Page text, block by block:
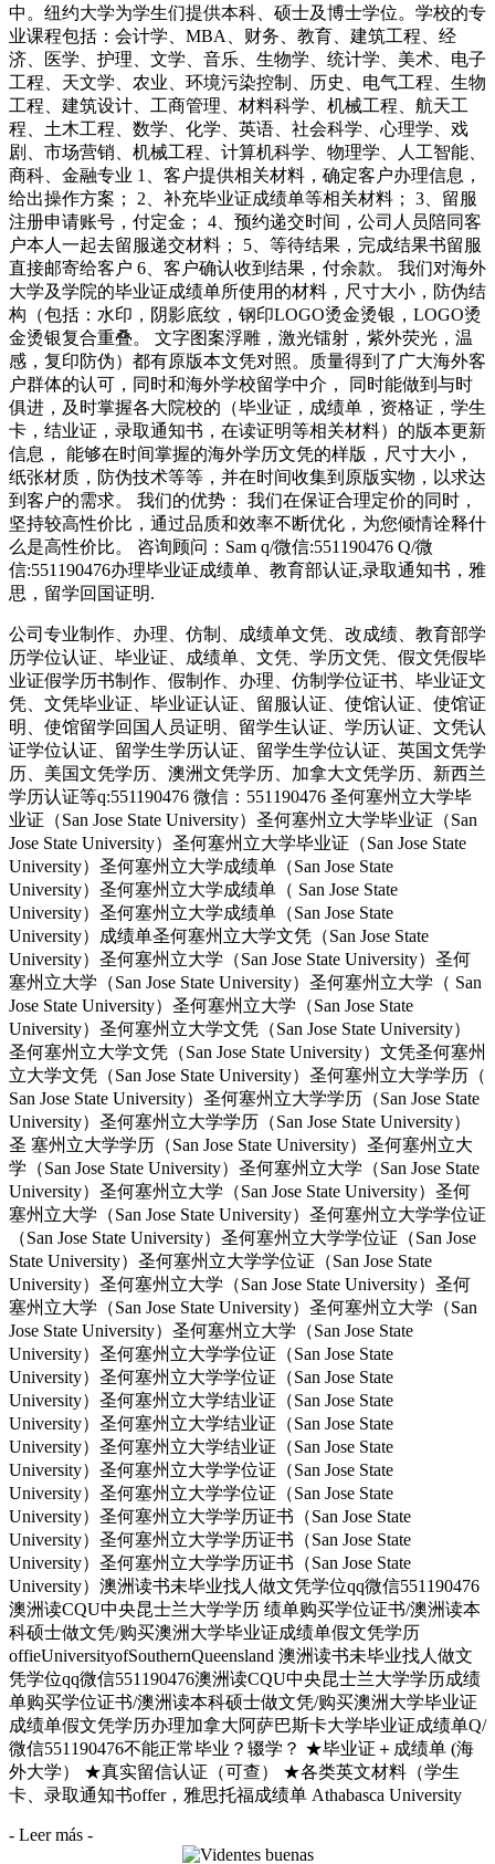
中。纽约大学为学生们提供本科、硕士及博士学位。学校的专
业课程包括：会计学、MBA、财务、教育、建筑工程、经
济、医学、护理、文学、音乐、生物学、统计学、美术、电子
工程、天文学、农业、环境污染控制、历史、电气工程、生物
工程、建筑设计、工商管理、材料科学、机械工程、航天工
程、土木工程、数学、化学、英语、社会科学、心理学、戏
剧、市场营销、机械工程、计算机科学、物理学、人工智能、
商科、金融专业 1、客户提供相关材料，确定客户办理信息，
给出操作方案； 2、补充毕业证成绩单等相关材料； 3、留服
注册申请账号，付定金； 4、预约递交时间，公司人员陪同客
户本人一起去留服递交材料； 5、等待结果，完成结果书留服
直接邮寄给客户 6、客户确认收到结果，付余款。 我们对海外
大学及学院的毕业证成绩单所使用的材料，尺寸大小，防伪结
构（包括：水印，阴影底纹，钢印LOGO烫金烫银，LOGO烫
金烫银复合重叠。 文字图案浮雕，激光镭射，紫外荧光，温
感，复印防伪）都有原版本文凭对照。质量得到了广大海外客
户群体的认可，同时和海外学校留学中介， 同时能做到与时
俱进，及时掌握各大院校的（毕业证，成绩单，资格证，学生
卡，结业证，录取通知书，在读证明等相关材料）的版本更新
信息， 能够在时间掌握的海外学历文凭的样版，尺寸大小，
纸张材质，防伪技术等等，并在时间收集到原版实物，以求达
到客户的需求。 我们的优势： 我们在保证合理定价的同时，
坚持较高性价比，通过品质和效率不断优化，为您倾情诠释什
么是高性价比。 咨询顾问：Sam q/微信:551190476 Q/微
信:551190476办理毕业证成绩单、教育部认证,录取通知书，雅
思，留学回国证明.
公司专业制作、办理、仿制、成绩单文凭、改成绩、教育部学
历学位认证、毕业证、成绩单、文凭、学历文凭、假文凭假毕
业证假学历书制作、假制作、办理、仿制学位证书、毕业证文
凭、文凭毕业证、毕业证认证、留服认证、使馆认证、使馆证
明、使馆留学回国人员证明、留学生认证、学历认证、文凭认
证学位认证、留学生学历认证、留学生学位认证、英国文凭学
历、美国文凭学历、澳洲文凭学历、加拿大文凭学历、新西兰
学历认证等q:551190476 微信：551190476 圣何塞州立大学毕
业证（San Jose State University）圣何塞州立大学毕业证（San
Jose State University）圣何塞州立大学毕业证（San Jose State
University）圣何塞州立大学成绩单（San Jose State
University）圣何塞州立大学成绩单（ San Jose State
University）圣何塞州立大学成绩单（San Jose State
University）成绩单圣何塞州立大学文凭（San Jose State
University）圣何塞州立大学（San Jose State University）圣何
塞州立大学（San Jose State University）圣何塞州立大学（ San
Jose State University）圣何塞州立大学（San Jose State
University）圣何塞州立大学文凭（San Jose State University）
圣何塞州立大学文凭（San Jose State University）文凭圣何塞州
立大学文凭（San Jose State University）圣何塞州立大学学历（
San Jose State University）圣何塞州立大学学历（San Jose State
University）圣何塞州立大学学历（San Jose State University）
圣 塞州立大学学历（San Jose State University）圣何塞州立大
学（San Jose State University）圣何塞州立大学（San Jose State
University）圣何塞州立大学（San Jose State University）圣何
塞州立大学（San Jose State University）圣何塞州立大学学位证
（San Jose State University）圣何塞州立大学学位证（San Jose
State University）圣何塞州立大学学位证（San Jose State
University）圣何塞州立大学（San Jose State University）圣何
塞州立大学（San Jose State University）圣何塞州立大学（San
Jose State University）圣何塞州立大学（San Jose State
University）圣何塞州立大学学位证（San Jose State
University）圣何塞州立大学学位证（San Jose State
University）圣何塞州立大学结业证（San Jose State
University）圣何塞州立大学结业证（San Jose State
University）圣何塞州立大学结业证（San Jose State
University）圣何塞州立大学学位证（San Jose State
University）圣何塞州立大学学位证（San Jose State
University）圣何塞州立大学学历证书（San Jose State
University）圣何塞州立大学学历证书（San Jose State
University）圣何塞州立大学学历证书（San Jose State
University）澳洲读书未毕业找人做文凭学位qq微信551190476
澳洲读CQU中央昆士兰大学学历 绩单购买学位证书/澳洲读本
科硕士做文凭/购买澳洲大学毕业证成绩单假文凭学历
offieUniversityofSouthernQueensland 澳洲读书未毕业找人做文
凭学位qq微信551190476澳洲读CQU中央昆士兰大学学历成绩
单购买学位证书/澳洲读本科硕士做文凭/购买澳洲大学毕业证
成绩单假文凭学历办理加拿大阿萨巴斯卡大学毕业证成绩单Q/
微信551190476不能正常毕业？辍学？ ★毕业证＋成绩单 (海
外大学） ★真实留信认证（可查） ★各类英文材料（学生
卡、录取通知书offer，雅思托福成绩单 Athabasca University
- Leer más -